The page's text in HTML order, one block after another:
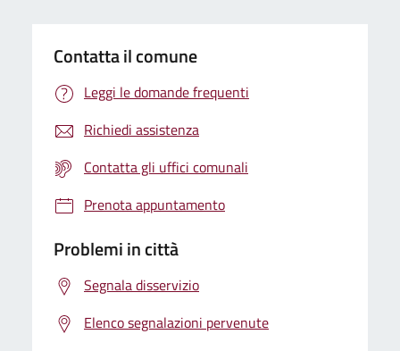
Contatta il comune
Leggi le domande frequenti
Richiedi assistenza
Contatta gli uffici comunali
Prenota appuntamento
Problemi in città
Segnala disservizio
Elenco segnalazioni pervenute